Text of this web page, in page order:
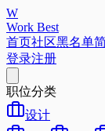
W
Work Best
首页社区黑名单
登录注册
职位分类
设计